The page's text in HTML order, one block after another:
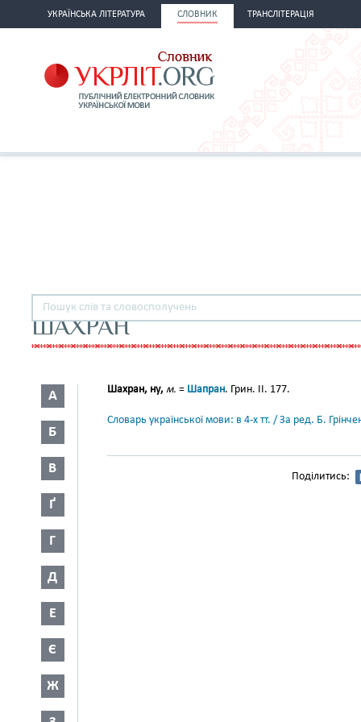
УКРАЇНСЬКА ЛІТЕРАТУРА СЛОВНИК ТРАНСЛІТЕРАЦІЯ
ШАХРАН
А
Б
В
Ґ
Г
Д
Е
Є
Ж
Шахран, ну, м. = Шапран. Грин. II. 177.
Словарь української мови: в 4-х тт. / За ред. Б.
Поділитись: